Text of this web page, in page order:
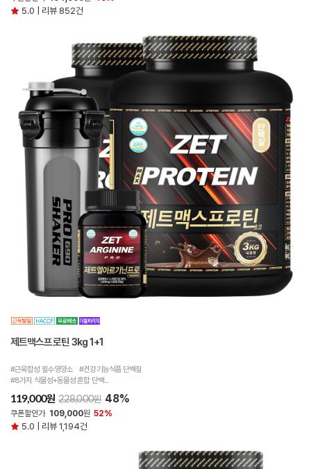
5.0 | 리뷰 852건
제트맥스프로틴 3kg 1+1
#근육합성 필수영양소 #건강기능식품 단백질
#8가지 식물성+동물성 혼합 단백...
119,000원 228,000원 48%
쿠폰할인가 109,000원 52%
5.0 | 리뷰 1,194건